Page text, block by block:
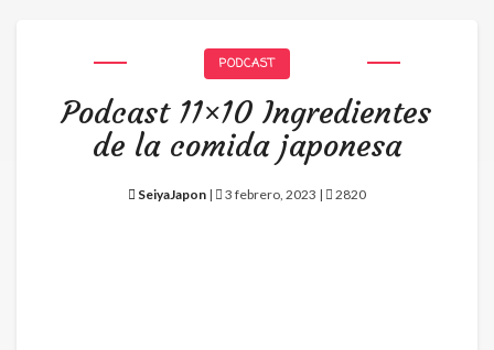
PODCAST
Podcast 11×10 Ingredientes
de la comida japonesa
SeiyaJapon | 3 febrero, 2023 | 2820